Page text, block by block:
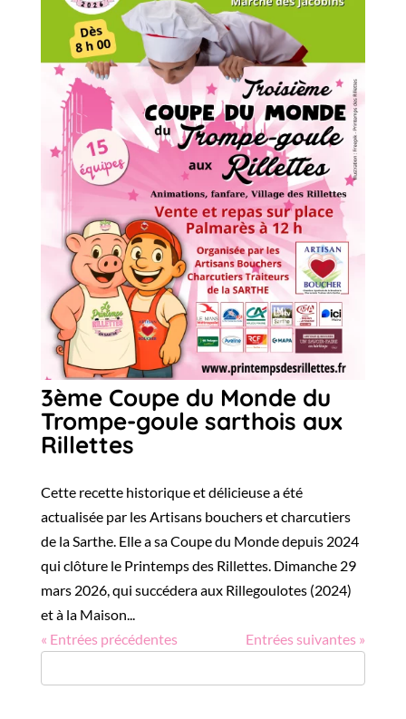
3ème Coupe du Monde du
Trompe-goule sarthois aux
Rillettes
Cette recette historique et délicieuse a été
actualisée par les Artisans bouchers et charcutiers
de la Sarthe. Elle a sa Coupe du Monde depuis 2024
qui clôture le Printemps des Rillettes. Dimanche 29
mars 2026, qui succédera aux Rillegoulotes (2024)
et à la Maison...
« Entrées précédentes
Entrées suivantes »